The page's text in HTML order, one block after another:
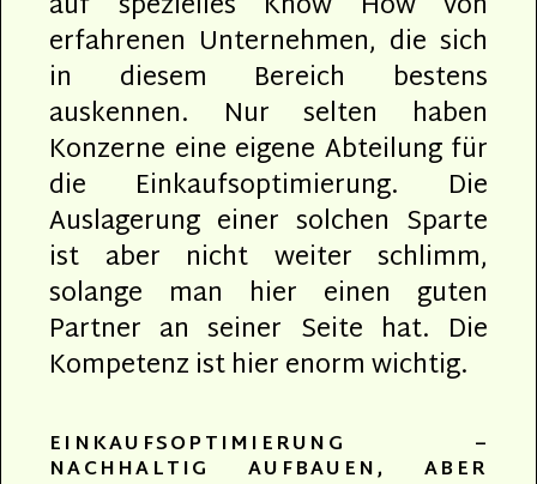
erfahrenen Unternehmen, die sich
in diesem Bereich bestens
auskennen. Nur selten haben
Konzerne eine eigene Abteilung für
die Einkaufsoptimierung. Die
Auslagerung einer solchen Sparte
ist aber nicht weiter schlimm,
solange man hier einen guten
Partner an seiner Seite hat. Die
Kompetenz ist hier enorm wichtig.
EINKAUFSOPTIMIERUNG –
NACHHALTIG AUFBAUEN, ABER